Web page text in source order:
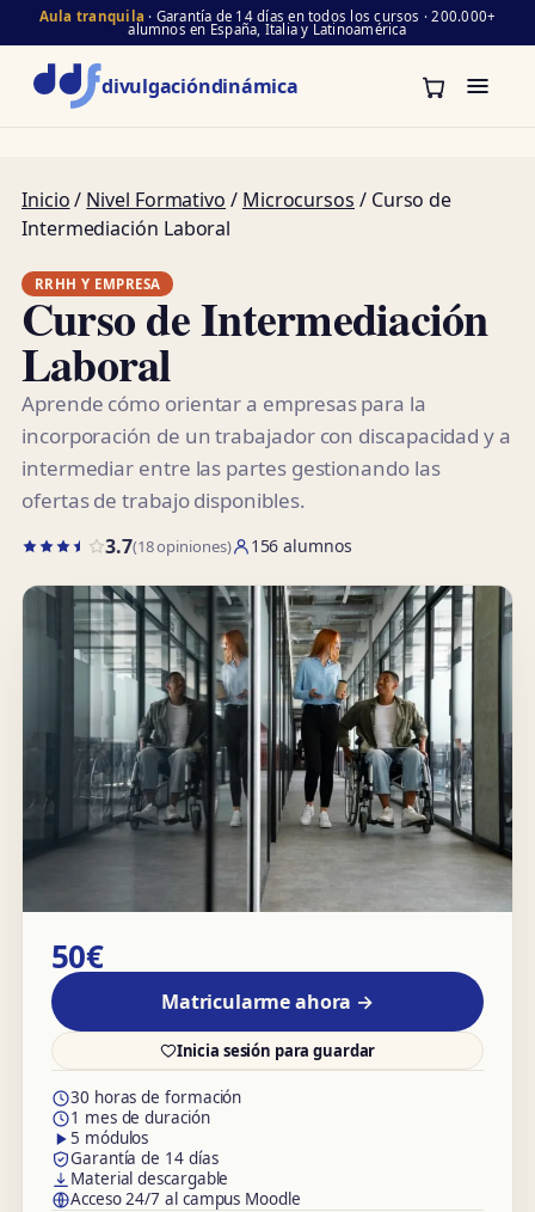
Aula tranquila · Garantía de 14 días en todos los cursos · 200.000+
alumnos en España, Italia y Latinoamérica
divulgacióndinámica
Inicio/ Nivel Formativo / Microcursos / Curso de
Intermediación Laboral
RRHH Y EMPRESA
Curso de Intermediación
Laboral
Aprende cómo orientar a empresas para la
incorporación de un trabajador con discapacidad y a
intermediar entre las partes gestionando las
ofertas de trabajo disponibles.
3.7(18 opiniones) 156 alumnos
50€
Matricularme ahora →
Inicia sesión para guardar
30 horas de formación
1 mes de duración
5 módulos
Garantía de 14 días
Material descargable
Acceso 24/7 al campus Moodle